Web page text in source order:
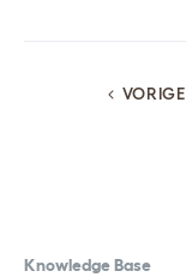
BERICHTEN
NAVIGATIE
VORIGE
Knowledge Base